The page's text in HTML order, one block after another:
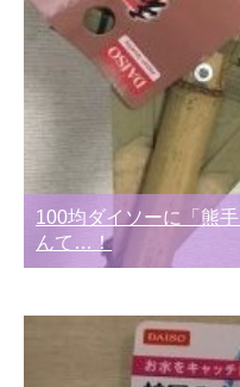
100均ダイソーに「熊
んて…！